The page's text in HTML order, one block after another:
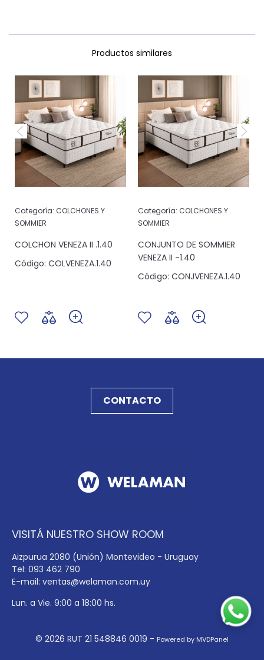
Productos similares
Categoría: COLCHONES Y
SOMMIER
COLCHON VENEZA II .1.40
Código: COLVENEZA.1.40
Categoría: COLCHONES Y
SOMMIER
CONJUNTO DE SOMMIER
VENEZA II -1.40
Código: CONJVENEZA.1.40
CONTACTO
VISITÁ NUESTRO SHOW ROOM
Aizpurua 2080 (Unión) Montevideo - Uruguay
Tel: 093 462 790
E-mail: ventas@welaman.com.uy
Lun. a Vie. 9:00 a 18:00 hs.
© 2026 RUT 21 548846 0019 - Powered by MVDPanel